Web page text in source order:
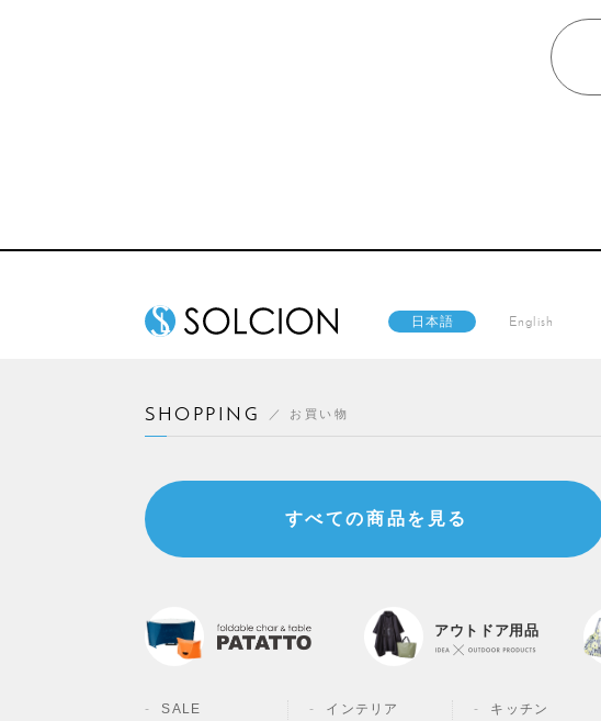
日本語 English
SHOPPING お買い物
すべての商品を見る
アウトドア用品
SALE インテリア キッチン